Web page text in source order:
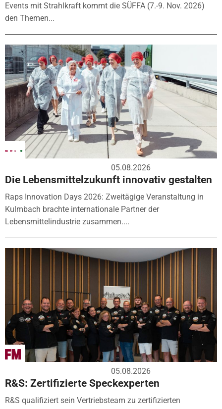
Events mit Strahlkraft kommt die SÜFFA (7.-9. Nov. 2026)
den Themen...
05.08.2026
Die Lebensmittelzukunft innovativ gestalten
Raps Innovation Days 2026: Zweitägige Veranstaltung in
Kulmbach brachte internationale Partner der
Lebensmittelindustrie zusammen....
05.08.2026
R&S: Zertifizierte Speckexperten
R&S qualifiziert sein Vertriebsteam zu zertifizierten